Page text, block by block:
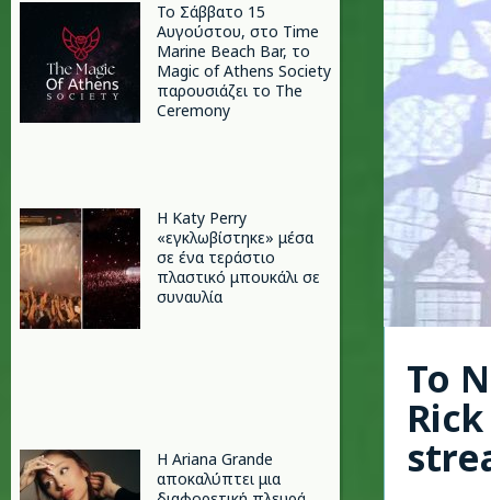
Το Σάββατο 15
Αυγούστου, στο Time
Marine Beach Bar, το
Magic of Athens Society
παρουσιάζει το The
Ceremony
H Katy Perry
«εγκλωβίστηκε» μέσα
σε ένα τεράστιο
πλαστικό μπουκάλι σε
συναυλία
Η Ariana Grande
αποκαλύπτει μια
To